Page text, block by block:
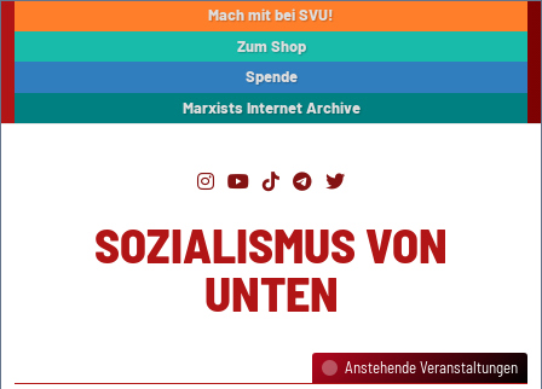
Mach mit bei SVU!
Zum Shop
Spende
Marxists Internet Archive
SOZIALISMUS VON
UNTEN
Anstehende Veranstaltungen